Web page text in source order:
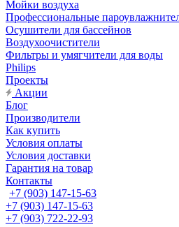
Мойки воздуха
Профессиональные
Осушители для бассейнов
Воздухоочистители
Фильтры и умягчители для воды
Philips
Проекты
Акции
Блог
Производители
Как купить
Условия оплаты
Условия доставки
Гарантия на товар
Контакты
+7 (903) 147-15-63
+7 (903) 147-15-63
+7 (903) 722-22-93